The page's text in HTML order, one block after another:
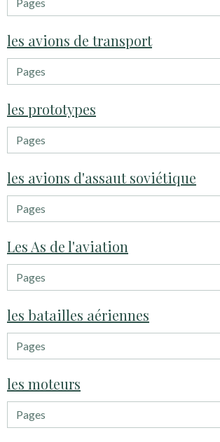
les avions de transport
les prototypes
les avions d'assaut soviétique
Les As de l'aviation
les batailles aériennes
les moteurs